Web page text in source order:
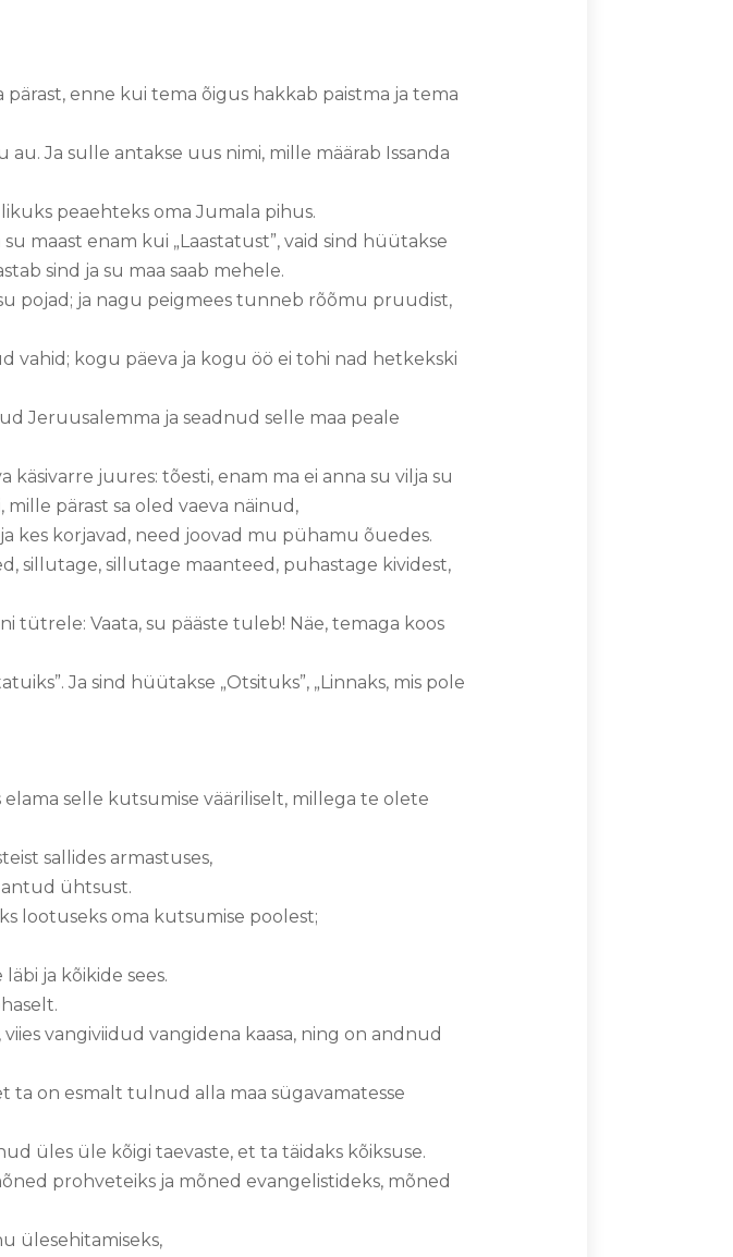
enne kui tema õigus hakkab paistma ja tema
Ja sulle antakse uus nimi, mille määrab Issanda
peaehteks oma Jumala pihus.
maast enam kui „Laastatust”, vaid sind hüütakse
sind ja su maa saab mehele.
pojad; ja nagu peigmees tunneb rõõmu pruudist,
vahid; kogu päeva ja kogu öö ei tohi nad hetkekski
Jeruusalemma ja seadnud selle maa peale
juures: tõesti, enam ma ei anna su vilja su
mille pärast sa oled vaeva näinud,
kes korjavad, need joovad mu pühamu õuedes.
sillutage, sillutage maanteed, puhastage kividest,
tütrele: Vaata, su pääste tuleb! Näe, temaga koos
Ja sind hüütakse „Otsituks”, „Linnaks, mis pole
selle kutsumise vääriliselt, millega te olete
sallides armastuses,
ühtsust.
lootuseks oma kutsumise poolest;
ja kõikide sees.
vangiviidud vangidena kaasa, ning on andnud
ta on esmalt tulnud alla maa sügavamatesse
üles üle kõigi taevaste, et ta täidaks kõiksuse.
prohveteiks ja mõned evangelistideks, mõned
ülesehitamiseks,